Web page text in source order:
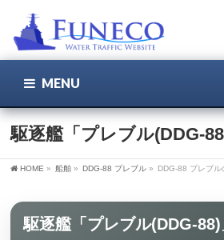
MENU
駆逐艦「プレブル(DDG-
HOME » 船舶 » DDG-88 プレブル » DDG-88 プレブル
駆逐艦「プレブル(DDG-88)
ユーザー名 / メール